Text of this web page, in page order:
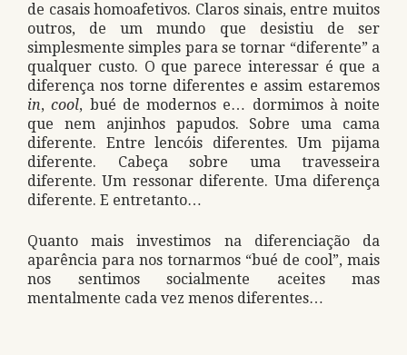
de casais homoafetivos. Claros sinais, entre muitos
outros, de um mundo que desistiu de ser
simplesmente simples para se tornar “diferente” a
qualquer custo. O que parece interessar é que a
diferença nos torne diferentes e assim estaremos
in,cool, bué de modernos e… dormimos à noite
que nem anjinhos papudos. Sobre uma cama
diferente. Entre lencóis diferentes. Um pijama
diferente. Cabeça sobre uma travesseira
diferente. Um ressonar diferente. Uma diferença
diferente. E entretanto…
Quanto mais investimos na diferenciação da
aparência para nos tornarmos “bué de cool”, mais
nos sentimos socialmente aceites mas
mentalmente cada vez menos diferentes…